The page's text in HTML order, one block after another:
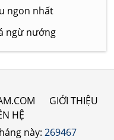
ngon nhất
ngừ nướng
GIỚI THIỆU
HỆ
này:269467